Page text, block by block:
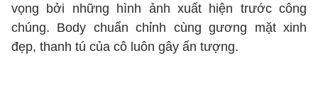
vọng bởi những hình ảnh xuất hiện trước công
chúng. Body chuẩn chỉnh cùng gương mặt xinh
đẹp, thanh tú của cô luôn gây ấn tượng.